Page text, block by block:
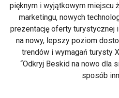
pięknym i wyjątkowym miejscu
marketingu, nowych
prezentację oferty turystycznej
na nowy, lepszy poziom
trendów i wymagań turysty
“Odkryj Beskid na nowo dla
sposób